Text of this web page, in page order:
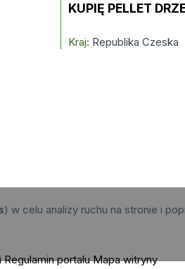
KUPIĘ PELLET
Kraj: Republika Czeska
) w celu analizy ruchu na stronie i
Regulamin portalu Mapa witryny